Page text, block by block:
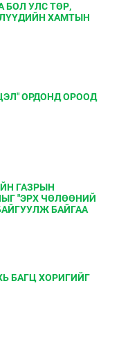
БОЛ УЛС ТӨР,
ХАМТЫН
ОРДОНД ОРООД
ГАЗРЫН
"ЭРХ ЧӨЛӨӨНИЙ
БАЙГАА
БАГЦ ХОРИГИЙГ